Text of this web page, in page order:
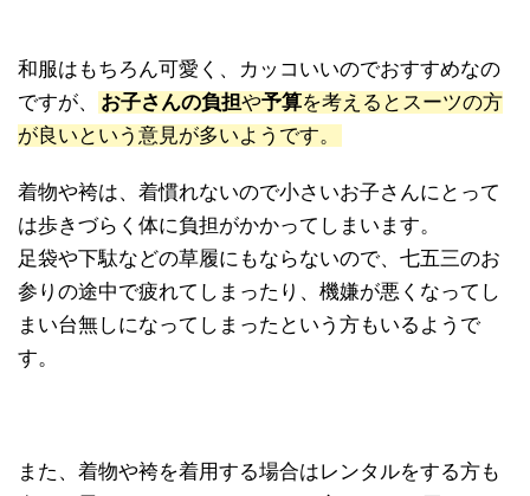
和服はもちろん可愛く、カッコいいのでおすすめなの
ですが、
お子さんの負担や予算を考えるとスーツの方
が良いという意見が多いようです。
着物や袴は、着慣れないので小さいお子さんにとって
は歩きづらく体に負担がかかってしまいます。
足袋や下駄などの草履にもならないので、七五三のお
参りの途中で疲れてしまったり、機嫌が悪くなってし
まい台無しになってしまったという方もいるようで
す。
また、着物や袴を着用する場合はレンタルをする方も